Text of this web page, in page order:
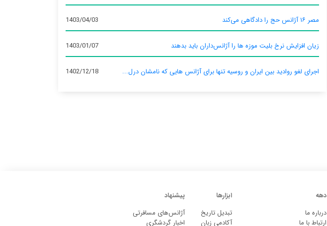
مصر ۱۶ آژانس حج را دادگاهی می‌کند 1403/04/03
زیان افزایش نرخ بلیت موزه ها را آژانس‌داران باید بدهند 1403/01/07
اجرای لغو روادید بین ایران و روسیه تنها برای آژانس‌ هایی که نامشان درل... 1402/12/18
دهه
درباره ما
ارتباط با ما
ابزارها
تبدیل تاریخ
آکادمی زبان
پیشنهاد
آژانس‌های مسافرتی
اخبار گردشگری